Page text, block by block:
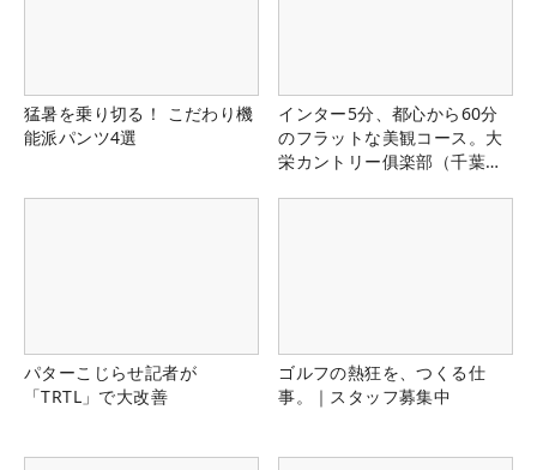
猛暑を乗り切る！ こだわり機
能派パンツ4選
インター5分、都心から60分
のフラットな美観コース。大
栄カントリー俱楽部（千葉
パターこじらせ記者が
「TRTL」で大改善
ゴルフの熱狂を、つくる仕
事。｜スタッフ募集中